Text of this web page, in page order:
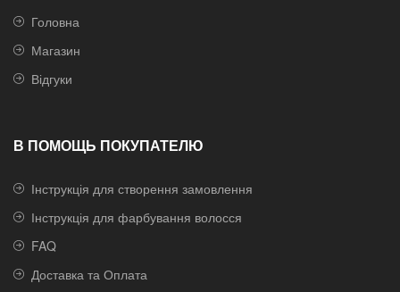
Головна
Магазин
Відгуки
В ПОМОЩЬ ПОКУПАТЕЛЮ
Інструкція для створення замовлення
Інструкція для фарбування волосся
FAQ
Доставка та Оплата